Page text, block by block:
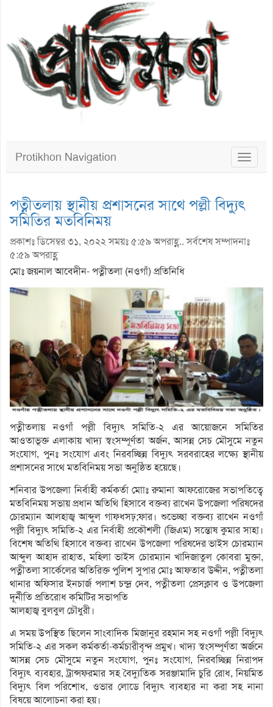
Toggle
Protikhon Navigation
পত্নীতলায় স্থানীয় প্রশাসনের সাথে পল্লী বিদ্যুৎ
সমিতির মতবিনিময়
প্রকাশঃ ডিসেম্বর ৩১, ২০২২ সময়ঃ ৫:৫৯ অপরাহ্ণ.. সর্বশেষ সম্পাদনাঃ
৫:৫৯ অপরাহ্ণ
মোঃ জয়নাল আবেদীন- পত্নীতলা (নওগাঁ) প্রতিনিধি
পত্নীতলায় নওগাঁ পল্লী বিদ্যুৎ সমিতি-২ এর আয়োজনে সমিতির
আওতাভূক্ত এলাকায় খাদ্য স্বংসম্পূর্ণতা অর্জন, আসন্ন সেচ মৌসুমে নতুন
সংযোগ, পুনঃ সংযোগ এবং নিরবচ্ছিন্ন বিদ্যুৎ সরবরাহের লক্ষ্যে স্থানীয়
প্রশাসনের সাথে মতবিনিময় সভা অনুষ্ঠিত হয়েছে।
শনিবার উপজেলা নির্বাহী কর্মকর্তা মোাঃ রুমানা আফরোজের সভাপতিত্বে
মতবিনিময় সভায় প্রধান অতিথি হিসাবে বক্তব্য রাখেন উপজেলা পরিষদের
চোরম্যান আলহাজ্ব আব্দুল গাফ্ধসঢ়;ফার। শুভেচ্ছা বক্তব্য রাখেন নওগাঁ
পল্লী বিদ্যুৎ সমিতি-২ এর নির্বাহী প্রকৌশলী (জিএম) সন্তোষ কুমার সাহা।
বিশেষ অতিথি হিসাবে বক্তব্য রাখেন উপজেলা পরিষদের ভাইস চোরম্যান
আব্দুল আহাদ রাহাত, মহিলা ভাইস চোরম্যান খাদিজাতুল কোবরা মুক্তা,
পত্নীতলা সার্কেলের অতিরিক্ত পুলিশ সুপার মোঃ আফতাব উদ্দীন, পত্নীতলা
থানার অফিসার ইনচার্জ পলাশ চন্দ্র দেব, পত্নীতলা প্রেসক্লাব ও উপজেলা
দূর্নীতি প্রতিরোধ কমিটির সভাপতি
আলহাজ্ব বুলবুল চৌধুরী।
এ সময় উপস্থিত ছিলেন সাংবাদিক মিজানুর রহমান সহ নওগাঁ পল্লী বিদ্যুৎ
সমিতি-২ এর সকল কর্মকর্তা-কর্মচারীবৃন্দ প্রমুখ। খাদ্য স্বংসম্পূর্ণতা অর্জনে
আসন্ন সেচ মৌসুমে নতুন সংযোগ, পুনঃ সংযোগ, নিরবচ্ছিন্ন নিরাপদ
বিদ্যুৎ ব্যবহার, ট্রান্সফরমার সহ বৈদ্যুতিক সরঞ্জামাদি চুরি রোধ, নিয়মিত
বিদ্যুৎ বিল পরিশোধ, ওভার লোডে বিদ্যুৎ ব্যবহার না করা সহ নানা
বিষয়ে আলোচনা করা হয়।